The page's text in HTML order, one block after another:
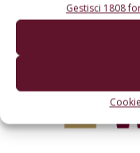
Gestisci 1808